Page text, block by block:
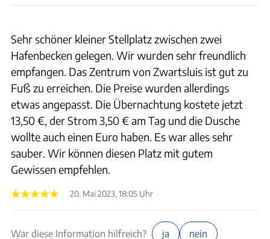
Sehr schöner kleiner Stellplatz zwischen zwei
Hafenbecken gelegen. Wir wurden sehr freundlich
empfangen. Das Zentrum von Zwartsluis ist gut zu
Fuß zu erreichen. Die Preise wurden allerdings
etwas angepasst. Die Übernachtung kostete jetzt
13,50 €, der Strom 3,50 € am Tag und die Dusche
wollte auch einen Euro haben. Es war alles sehr
sauber. Wir können diesen Platz mit gutem
Gewissen empfehlen.
20. Mai 2023, 18:05 Uhr
War diese Information hilfreich? ja nein